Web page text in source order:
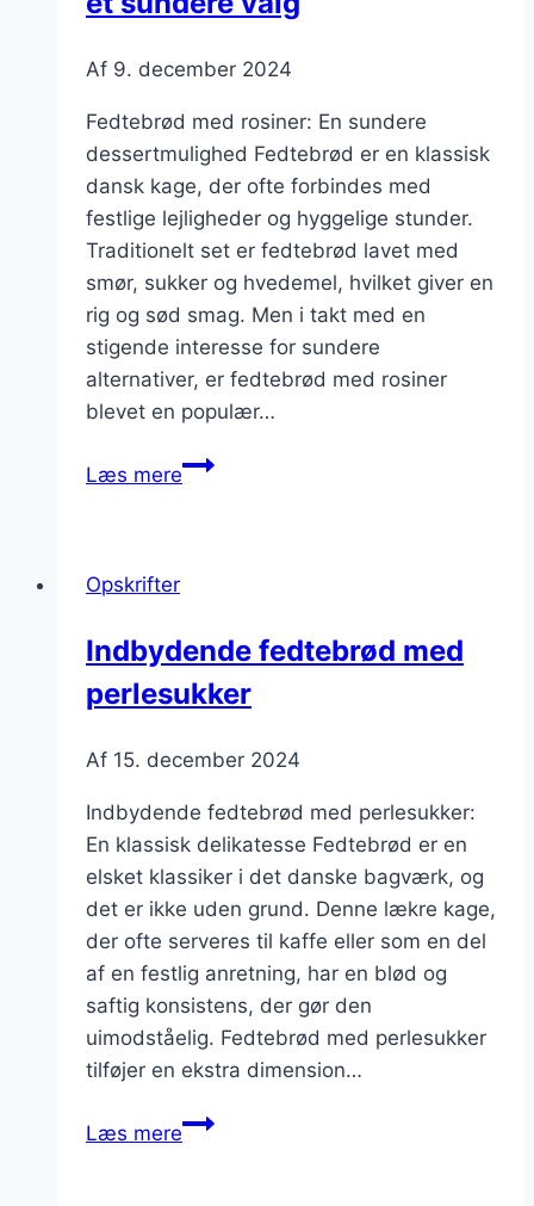
Af 9. december 2024
Fedtebrød med rosiner: En sundere
dessertmulighed Fedtebrød er en klassisk
dansk kage, der ofte forbindes med
festlige lejligheder og hyggelige stunder.
Traditionelt set er fedtebrød lavet med
smør, sukker og hvedemel, hvilket giver en
rig og sød smag. Men i takt med en
stigende interesse for sundere
alternativer, er fedtebrød med rosiner
blevet en populær…
Læs mereFedtebrød
valg
Opskrifter
Indbydende fedtebrød med
perlesukker
Af 15. december 2024
Indbydende fedtebrød med perlesukker:
En klassisk delikatesse Fedtebrød er en
elsket klassiker i det danske bagværk, og
det er ikke uden grund. Denne lækre kage,
der ofte serveres til kaffe eller som en del
af en festlig anretning, har en blød og
saftig konsistens, der gør den
uimodståelig. Fedtebrød med perlesukker
tilføjer en ekstra dimension…
Læs mereIndbydende